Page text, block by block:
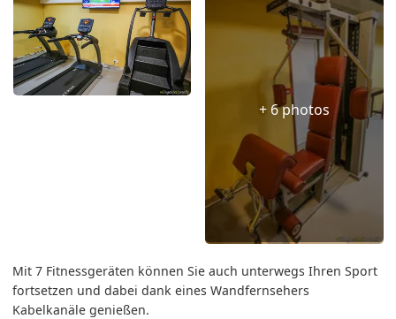
+ 6 photos
Mit 7 Fitnessgeräten können Sie auch unterwegs Ihren Sport
fortsetzen und dabei dank eines Wandfernsehers
Kabelkanäle genießen.